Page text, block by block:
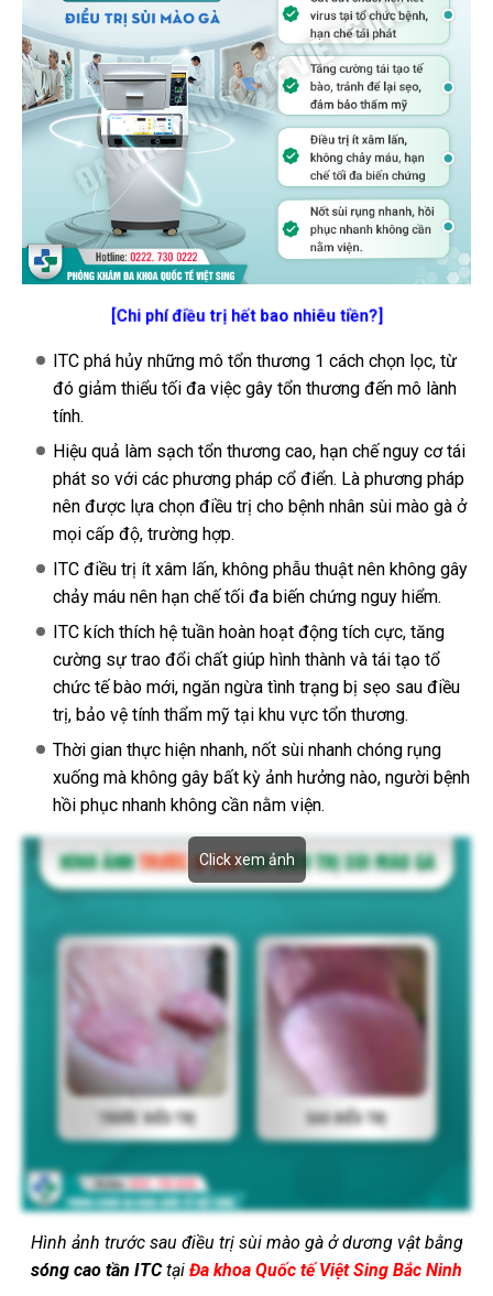
[Chi phí điều trị hết bao nhiêu tiền?]
ITC phá hủy những mô tổn thương 1 cách chọn lọc, từ
đó giảm thiểu tối đa việc gây tổn thương đến mô lành
tính.
Hiệu quả làm sạch tổn thương cao, hạn chế nguy cơ tái
phát so với các phương pháp cổ điển. Là phương pháp
nên được lựa chọn điều trị cho bệnh nhân sùi mào gà ở
mọi cấp độ, trường hợp.
ITC điều trị ít xâm lấn, không phẫu thuật nên không gây
chảy máu nên hạn chế tối đa biến chứng nguy hiểm.
ITC kích thích hệ tuần hoàn hoạt động tích cực, tăng
cường sự trao đổi chất giúp hình thành và tái tạo tổ
chức tế bào mới, ngăn ngừa tình trạng bị sẹo sau điều
trị, bảo vệ tính thẩm mỹ tại khu vực tổn thương.
Thời gian thực hiện nhanh, nốt sùi nhanh chóng rụng
xuống mà không gây bất kỳ ảnh hưởng nào, người bệnh
hồi phục nhanh không cần nằm viện.
Click xem ảnh
Hình ảnh trước sau điều trị sùi mào gà ở dương vật bằng
sóng cao tần ITCtại Đa khoa Quốc tế Việt Sing Bắc Ninh